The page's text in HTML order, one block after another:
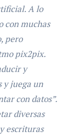
A lo
con muchas
pero
pix2pix.
y
y juega un
con datos”.
diversas
escrituras